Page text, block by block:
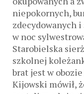
niepokornych,
zdecydowanych
w noc
Starobielska
szkolnej
brat jest w
Kijowski mówił,